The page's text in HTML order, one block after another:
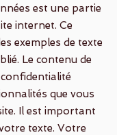
est une partie
internet. Ce
exemples de texte
Le contenu de
que vous
Il est important
texte. Votre